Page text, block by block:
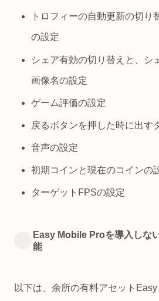
トロフィーの自動更新の切り
の設定
シェア有効の切り替えと、シ
画像名の設定
ゲーム評価の設定
戻るボタンを押した時に出す
音声の設定
初期コインと現在のコインの
ターゲットFPSの設定
Easy Mobile Proを導入しな
能
以下は、余所の有料アセット